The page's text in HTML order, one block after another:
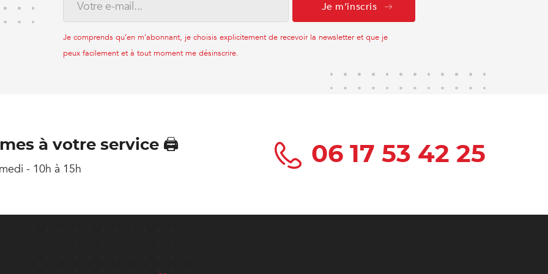
Je comprends qu’en m’abonnant, je choisis explicitement de recevoir la newsletter et que je
peux facilement et à tout moment me désinscrire.
à votre service 🖨️
- 10h à 15h
06 17 53 42 25